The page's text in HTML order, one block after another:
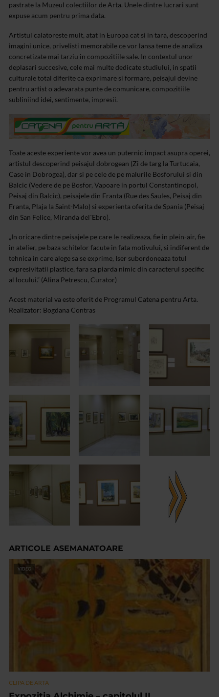
pastrate la Muzeul colectiilor de Arta. Unele dintre lucrari sunt
expuse acum pentru prima data.
Artistul calatoreste mult, atat in Europa cat si in tara, descoperind
imagini unice, privelisti memorabile ce vor lansa teme de analiza
concretizate mai tarziu in compozitiile sale. In contextul unor
deplasari succesive, cele mai multe dedicate studiului, in spatii
culturale total diferite ca exprimare si formare, peisajul devine
pentru artist o adevarata punte de comunicare, compozitiile
subliniind idei, sentimente, impresii.
Toate aceste experiente vor avea un puternic impact asupra operei,
artistul descoperind peisajul dobrogean (Zi de targ la Turtucaia,
Case in Dobrogea), dar si pe cele de pe malurile Bosforului si din
Balcic (Vedere de pe Bosfor, Vapoare in portul Constantinopol,
Peisaj din Balcic), peisajele din Franta (Rue des Saules, Peisaj din
Franta, Plaja la Saint-Malo) si experienta oferita de Spania (Peisaj
din San Felice, Miranda del`Ebro).
„In oricare dintre peisajele pe care le realizeaza, fie in plein-air, fie
in atelier, pe baza schitelor facute in fata motivului, si indiferent de
tehnica in care alege sa se exprime, Iser subordoneaza totul
expresivitatii plastice, fara sa piarda nimic din caracterul specific
al locului.” (Alina Petrescu, Curator)
Acest material va este oferit de Programul Catena pentru Arta.
Realizator: Bogdana Contras
ARTICOLE ASEMANATOARE
VIDEO
CLIPA DE ARTA